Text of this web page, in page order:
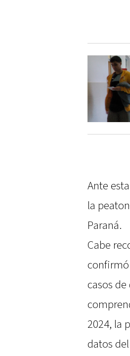
Ante
la
Paraná.
Cabe
confirmó
casos
2024, la
datos